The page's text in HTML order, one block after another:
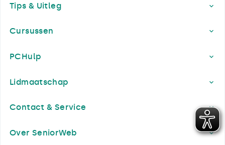
Tips & Uitleg
Cursussen
PCHulp
Lidmaatschap
Contact & Service
Over SeniorWeb